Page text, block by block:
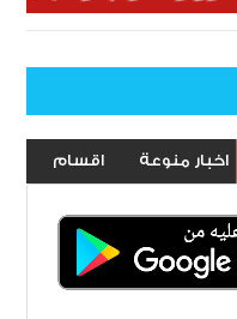
اخبار منوعة
اقسام